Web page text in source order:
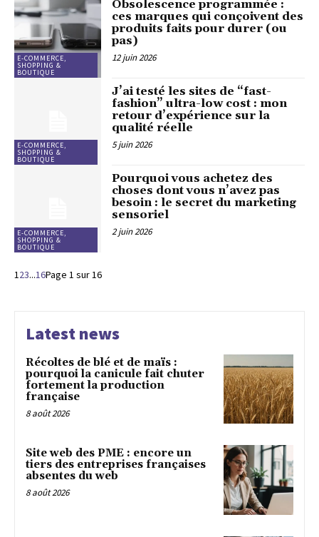
E-COMMERCE,
SHOPPING &
BOUTIQUE
Obsolescence programmée :
ces marques qui conçoivent des
produits faits pour durer (ou
pas)
12 juin 2026
E-COMMERCE,
SHOPPING &
BOUTIQUE
J’ai testé les sites de “fast-
fashion” ultra-low cost : mon
retour d’expérience sur la
qualité réelle
5 juin 2026
E-COMMERCE,
SHOPPING &
BOUTIQUE
Pourquoi vous achetez des
choses dont vous n’avez pas
besoin : le secret du marketing
sensoriel
2 juin 2026
123...16Page 1 sur 16
Latest news
Récoltes de blé et de maïs :
pourquoi la canicule fait chuter
fortement la production
française
8 août 2026
Site web des PME : encore un
tiers des entreprises françaises
absentes du web
8 août 2026